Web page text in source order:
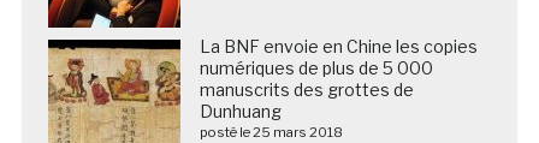
La BNF envoie en Chine les copies
numériques de plus de 5 000
manuscrits des grottes de
Dunhuang
posté le 25 mars 2018